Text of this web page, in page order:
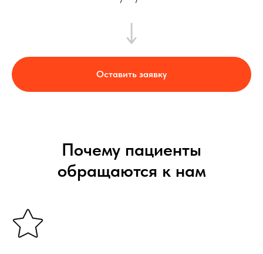
Оставить заявку
Почему пациенты
обращаются к нам